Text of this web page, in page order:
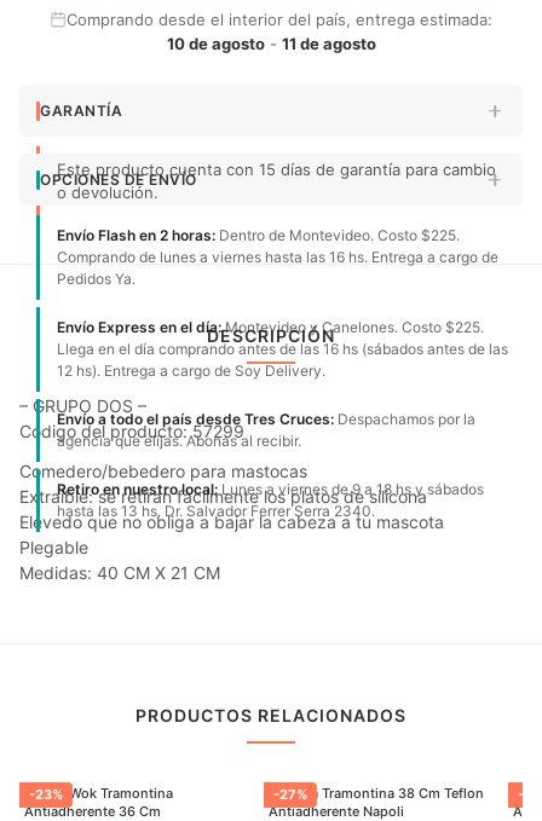
Comprando desde el interior del país, entrega estimada:
10 de agosto- 11 de agosto
GARANTÍA
Este producto cuenta con 15 días de garantía para cambio
o devolución.
OPCIONES DE ENVÍO
Envío Flash en 2 horas: Dentro de Montevideo. Costo $225.
Comprando de lunes a viernes hasta las 16 hs. Entrega a cargo de
Pedidos Ya.
Envío Express en el día:Montevideo y Canelones. Costo $225.
Llega en el día comprando antes de las 16 hs (sábados antes de las
12 hs). Entrega a cargo de Soy Delivery.
Envío a todo el país desde Tres Cruces: Despachamos por la
agencia que elijas. Abonas al recibir.
Retiro en nuestro local:Lunes a viernes de 9 a 18 hs y sábados
hasta las 13 hs. Dr. Salvador Ferrer Serra 2340.
DESCRIPCIÓN
– GRUPO DOS –
Código del producto: 57299
Comedero/bebedero para mastocas
Extraible: se retiran facilmente los platos de silicona
Elevedo que no obliga a bajar la cabeza a tu mascota
Plegable
Medidas: 40 CM X 21 CM
PRODUCTOS RELACIONADOS
-23%
Sarten Wok Tramontina
Antiadherente 36 Cm
-27%
Paellera Tramontina 38 Cm Teflon
Antiadherente Napoli
-